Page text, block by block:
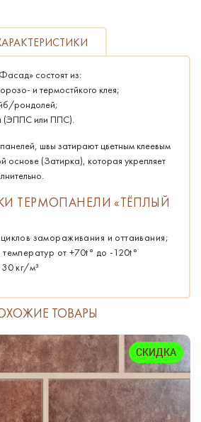
состоят из:
и термостйкого клея;
рондолей;
(ЭППС или ППС).
швы затирают цветным клеевым
основе (Затирка), которая укрепляет
ТЕРМОПАНЕЛИ «ТЁПЛЫЙ
замораживания и оттаивания;
от +70t° до -120t°
кг/м³
ТОВАРЫ
СКИДКА